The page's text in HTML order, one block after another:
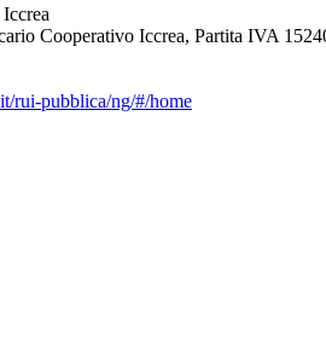
Cooperativo Iccrea, Partita IVA
rui-pubblica/ng/#/home